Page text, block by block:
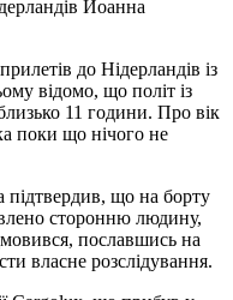
Йоанна
до Нідерландів із
відомо, що політ із
11 години. Про вік
поки що нічого не
підтвердив, що на борту
сторонню людину,
пославшись на
власне розслідування.